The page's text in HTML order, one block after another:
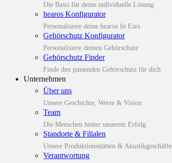
Die Basis für deine individuelle Lösung
hearos Konfigurator
Personalisiere deine hearos In Ears
Gehörschutz Konfigurator
Personalisiere deinen Gehörschutz
Gehörschutz Finder
Finde den passenden Gehörschutz für dich
Unternehmen
Über uns
Unsere Geschichte, Werte & Vision
Team
Die Menschen hinter unserem Erfolg
Standorte & Filialen
Unsere Produktionsstätten & Akustikgeschäfte
Verantwortung